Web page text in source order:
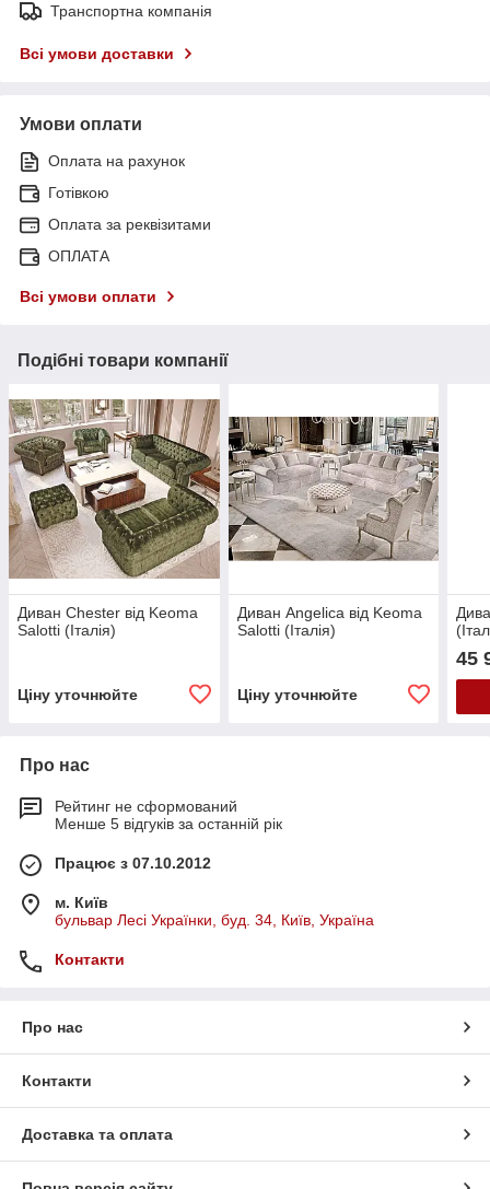
Транспортна компанія
Всі умови доставки
Умови оплати
Оплата на рахунок
Готівкою
Оплата за реквізитами
ОПЛАТА
Всі умови оплати
Подібні товари компанії
Диван Chester від Keoma
Salotti (Італія)
Ціну уточнюйте
Диван Angelica від Keoma
Salotti (Італія)
Ціну уточнюйте
45
Про нас
Рейтинг не сформований
Менше 5 відгуків за останній рік
Працює з 07.10.2012
м. Київ
бульвар Лесі Українки, буд. 34, Київ, Україна
Контакти
Про нас
Контакти
Доставка та оплата